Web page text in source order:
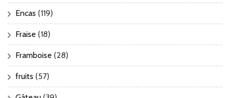
Encas (119)
Fraise (18)
Framboise (28)
fruits (57)